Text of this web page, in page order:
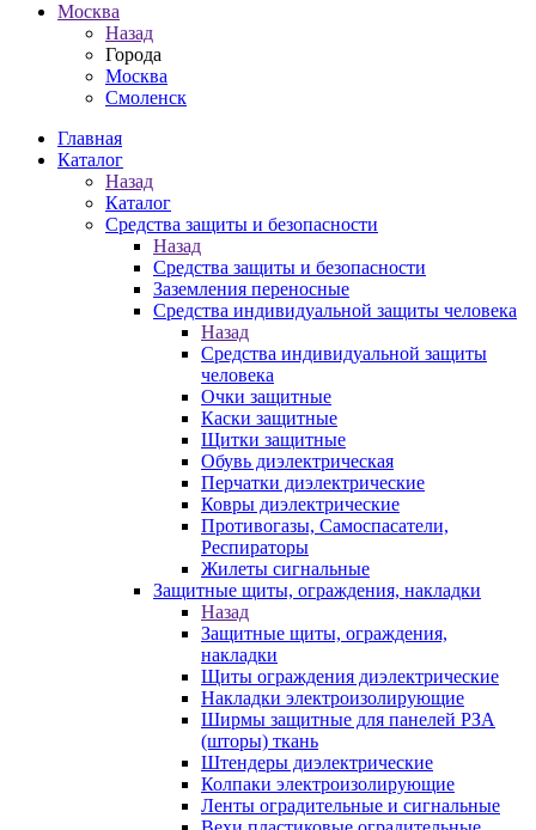
Москва
Назад
Города
Москва
Смоленск
Главная
Каталог
Назад
Каталог
Средства защиты и безопасности
Назад
Средства защиты и безопасности
Заземления переносные
Средства индивидуальной защиты человека
Назад
Средства индивидуальной защиты
человека
Очки защитные
Каски защитные
Щитки защитные
Обувь диэлектрическая
Перчатки диэлектрические
Ковры диэлектрические
Противогазы, Самоспасатели,
Респираторы
Жилеты сигнальные
Защитные щиты, ограждения, накладки
Назад
Защитные щиты, ограждения,
накладки
Щиты ограждения диэлектрические
Накладки электроизолирующие
Ширмы защитные для панелей РЗА
(шторы) ткань
Штендеры диэлектрические
Колпаки электроизолирующие
Ленты оградительные и сигнальные